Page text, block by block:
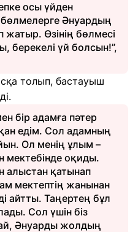
осы үйден
Әнуардың
жатыр. Өзінің бөлмесі
берекелі үй болсын!”,
толып, бастауыш
бір адамға пәтер
едім. Сол адамның
Ол менің ұлым –
оқиды.
алыстан қатынап
мектептің жанынан
айтты. Таңертең бұл
Сол үшін біз
Әнуарды жолдың